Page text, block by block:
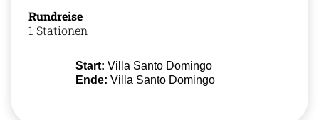
Rundreise
1 Stationen
Start: Villa Santo Domingo
Ende: Villa Santo Domingo